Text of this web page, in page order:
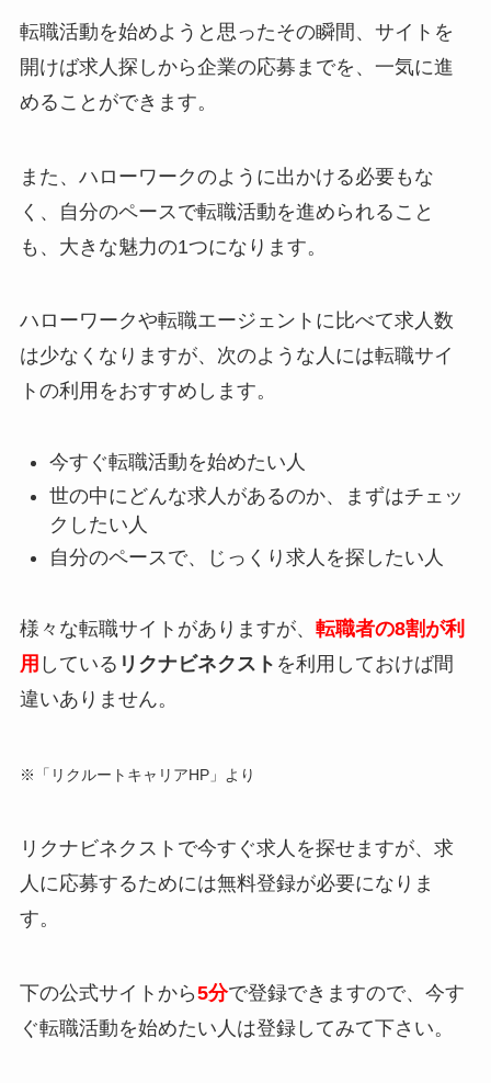
転職活動を始めようと思ったその瞬間、サイトを
開けば求人探しから企業の応募までを、一気に進
めることができます。
また、ハローワークのように出かける必要もな
く、自分のペースで転職活動を進められること
も、大きな魅力の1つになります。
ハローワークや転職エージェントに比べて求人数
は少なくなりますが、次のような人には転職サイ
トの利用をおすすめします。
今すぐ転職活動を始めたい人
世の中にどんな求人があるのか、まずはチェッ
クしたい人
自分のペースで、じっくり求人を探したい人
様々な転職サイトがありますが、 転職者の8割が利
用 している リクナビネクスト を利用しておけば間
違いありません。
※「リクルートキャリアHP」より
リクナビネクストで今すぐ求人を探せますが、求
人に応募するためには無料登録が必要になりま
す。
下の公式サイトから5分で登録できますので、今す
ぐ転職活動を始めたい人は登録してみて下さい。